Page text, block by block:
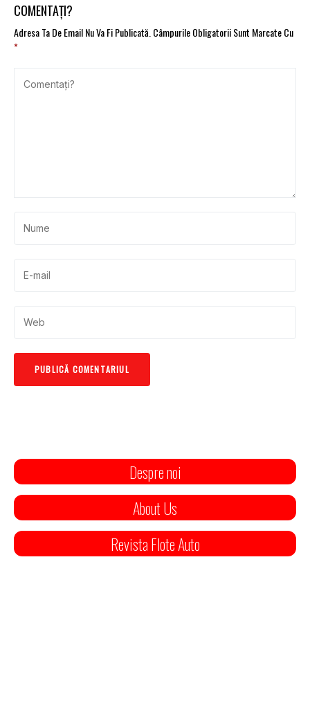
folosesc
COMENTAȚI?
Adresa Ta De Email Nu Va Fi Publicată.Câmpurile Obligatorii Sunt Marcate Cu
*
Despre noi
About Us
Revista Flote Auto